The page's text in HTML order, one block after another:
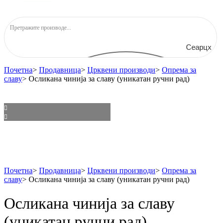
Сеарцх
Почетна> Продавница> Црквени производи> Опрема за
славу> Осликана чинија за славу (уникатан ручни рад)
Почетна> Продавница> Црквени производи> Опрема за
славу> Осликана чинија за славу (уникатан ручни рад)
Осликана чинија за славу